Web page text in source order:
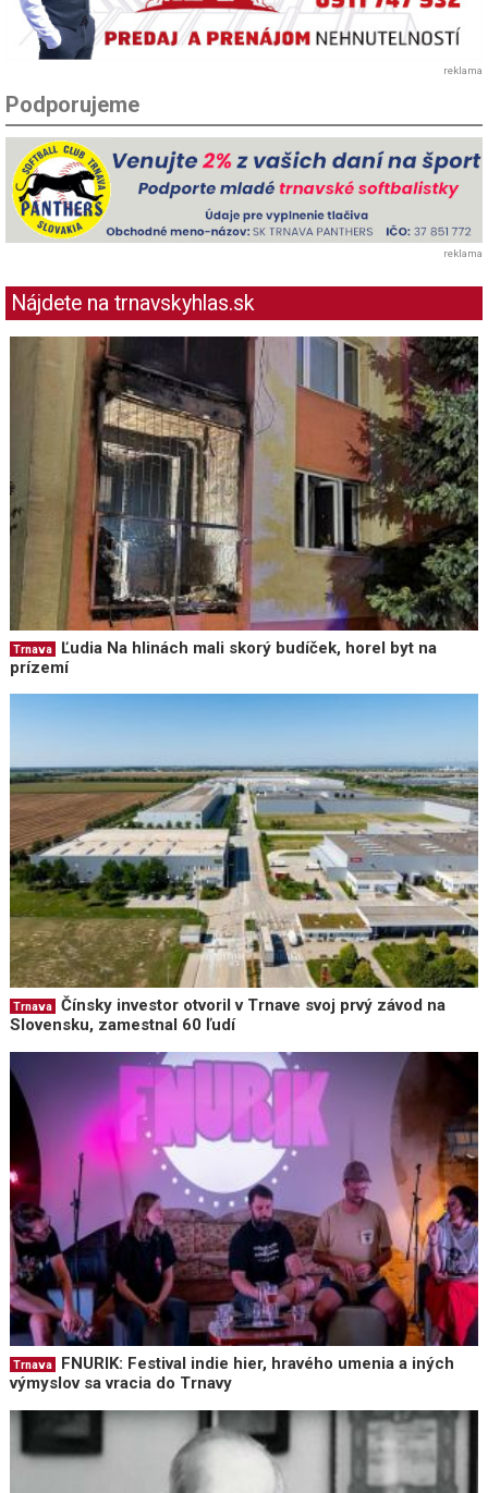
reklama
Podporujeme
reklama
Nájdete na trnavskyhlas.sk
Trnava
Ľudia Na hlinách mali skorý budíček, horel byt na
prízemí
Trnava
Čínsky investor otvoril v Trnave svoj prvý závod na
Slovensku, zamestnal 60 ľudí
Trnava
FNURIK: Festival indie hier, hravého umenia a iných
výmyslov sa vracia do Trnavy